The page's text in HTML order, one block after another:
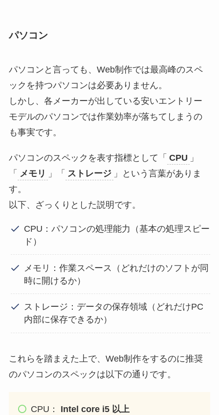
パソコン
パソコンと言っても、Web制作では最高峰のスペ
ックを持つパソコンは必要ありません。
しかし、各メーカーが出している安いエントリー
モデルのパソコンでは作業効率が落ちてしまうの
も事実です。
パソコンのスペックを表す指標として「 CPU 」
「
メモリ 」「 ストレージ 」という言葉がありま
す。
以下、ざっくりとした説明です。
CPU：パソコンの処理能力（基本の処理スピー
ド）
メモリ：作業スペース（どれだけのソフトが同
時に開けるか）
ストレージ：データの保存領域（どれだけPC
内部に保存できるか）
これらを踏まえた上で、Web制作をするのに推奨
のパソコンのスペックは以下の通りです。
CPU： Intel core i5 以上